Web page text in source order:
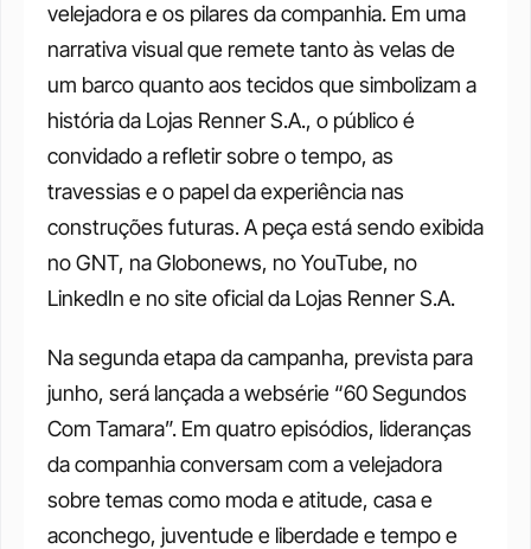
velejadora e os pilares da companhia. Em uma
narrativa visual que remete tanto às velas de
um barco quanto aos tecidos que simbolizam a
história da Lojas Renner S.A., o público é
convidado a refletir sobre o tempo, as
travessias e o papel da experiência nas
construções futuras. A peça está sendo exibida
no GNT, na Globonews, no YouTube, no
LinkedIn e no site oficial da Lojas Renner S.A.
Na segunda etapa da campanha, prevista para
junho, será lançada a websérie “60 Segundos
Com Tamara”. Em quatro episódios, lideranças
da companhia conversam com a velejadora
sobre temas como moda e atitude, casa e
aconchego, juventude e liberdade e tempo e